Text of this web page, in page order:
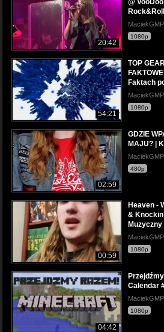
20:42
@
1080p
54:21
TOP
Faktach
1080p
02:59
GDZIE
MAJU? |
480p
00:59
Heaven -
& Knockin
1080p
04:42
Calendar
1080p